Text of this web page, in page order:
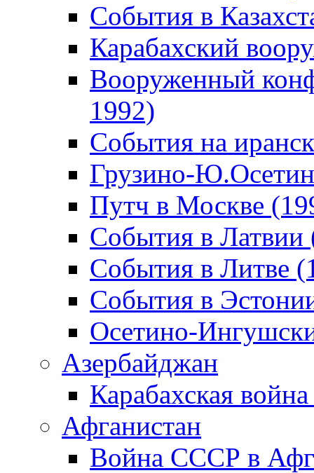
События в
Карабахский
Вооруженный
1992)
События на
Грузино-
Путч в Москве
События в Латвии
События в Литве
События в
Осетино-
Азербайджан
Карабахская
Афганистан
Война СССР в